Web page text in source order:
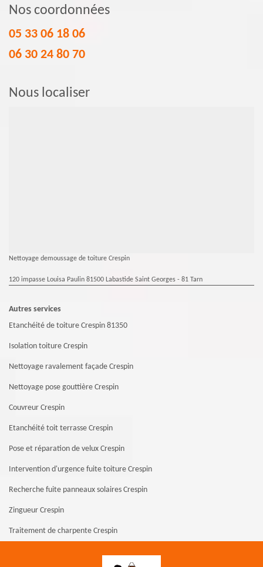
Nos coordonnées
05 33 06 18 06
06 30 24 80 70
Nous localiser
Nettoyage demoussage de toiture Crespin
120 impasse Louisa Paulin 81500 Labastide Saint Georges - 81 Tarn
Autres services
Etanchéité de toiture Crespin 81350
Isolation toiture Crespin
Nettoyage ravalement façade Crespin
Nettoyage pose gouttière Crespin
Couvreur Crespin
Etanchéité toit terrasse Crespin
Pose et réparation de velux Crespin
Intervention d'urgence fuite toiture Crespin
Recherche fuite panneaux solaires Crespin
Zingueur Crespin
Traitement de charpente Crespin